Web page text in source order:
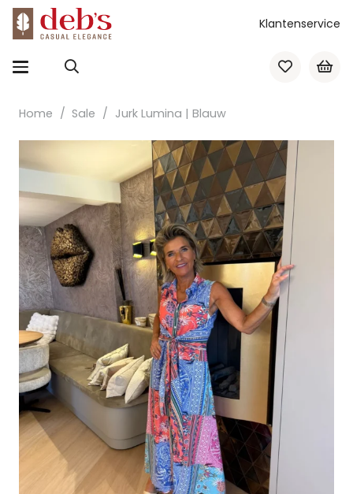
Klantenservice
Home / Sale / Jurk Lumina | Blauw